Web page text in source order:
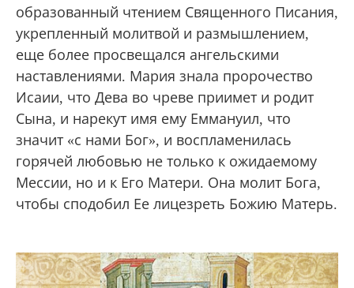
образованный чтением Священного Писания,
укрепленный молитвой и размышлением,
еще более просвещался ангельскими
наставлениями. Мария знала пророчество
Исаии, что Дева во чреве приимет и родит
Сына, и нарекут имя ему Еммануил, что
значит «с нами Бог», и воспламенилась
горячей любовью не только к ожидаемому
Мессии, но и к Его Матери. Она молит Бога,
чтобы сподобил Ее лицезреть Божию Матерь.